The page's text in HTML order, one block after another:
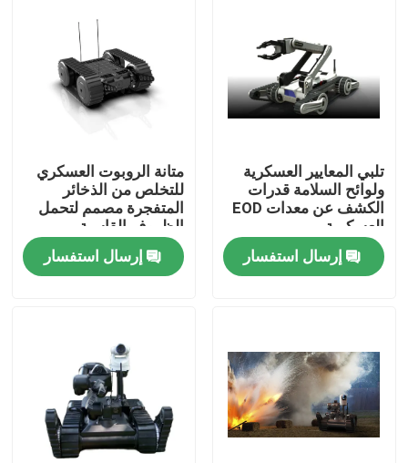
فيديوهات
حولنا
جولة في المصنع
مراقبة الجودة
أخبار
ملابس عسكرية تكتيكية
سترة عسكرية تكتيكية مضادة للرصاص
تلبي المعايير العسكرية
ولوائح السلامة قدرات
الكشف عن معدات EOD
العسكرية
إرسال استفسار
متانة الروبوت العسكري
للتخلص من الذخائر
المتفجرة مصمم لتحمل
الظروف القاسية
إرسال استفسار